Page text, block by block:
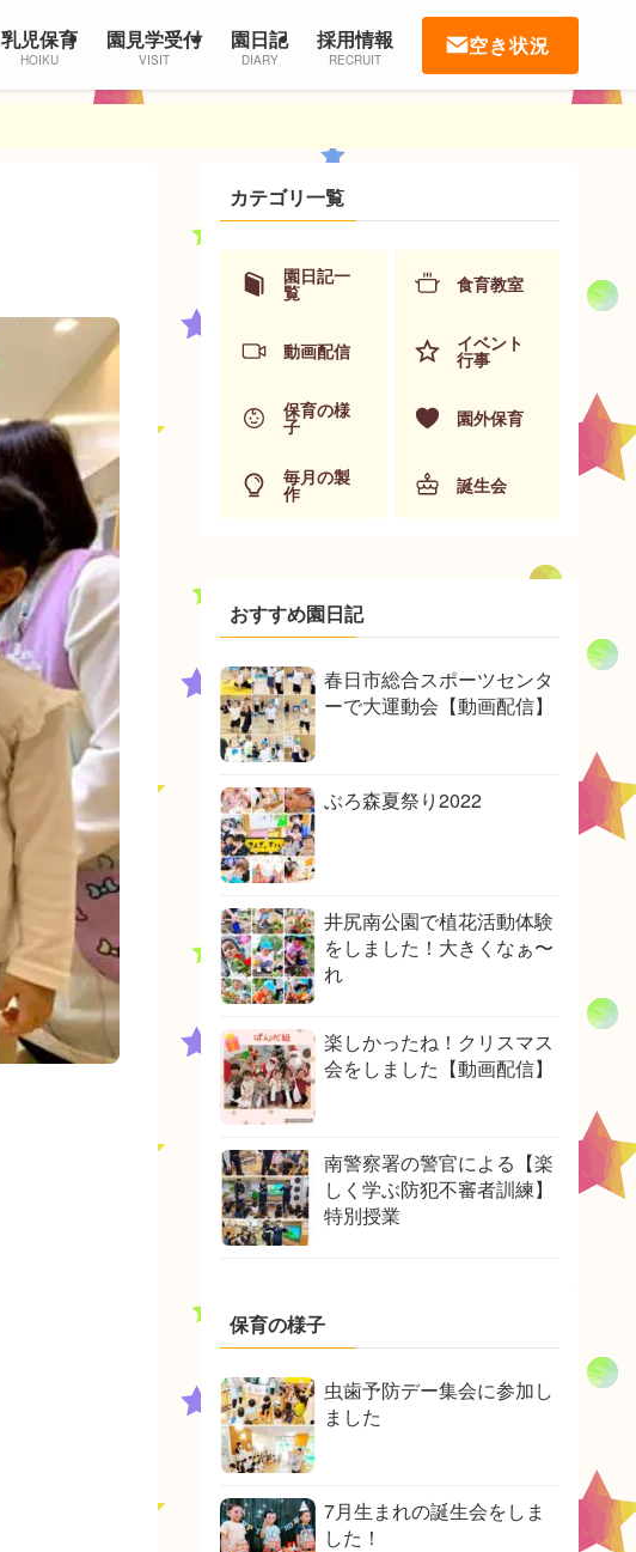
乳児保育
HOIKU
園見学受付
VISIT
園日記
DIARY
採用情報
RECRUIT
空き状況
カテゴリ一覧
園日記一
覧 食育教室
動画配信 イベント
行事
保育の様
子 園外保育
毎月の製
作 誕生会
おすすめ園日記
春日市総合スポーツセンタ
ーで大運動会【動画配信】
ぶろ森夏祭り2022
井尻南公園で植花活動体験
をしました！大きくなぁ〜
れ
楽しかったね！クリスマス
会をしました【動画配信】
南警察署の警官による【楽
しく学ぶ防犯不審者訓練】
特別授業
保育の様子
虫歯予防デー集会に参加し
ました
7月生まれの誕生会をしま
した！